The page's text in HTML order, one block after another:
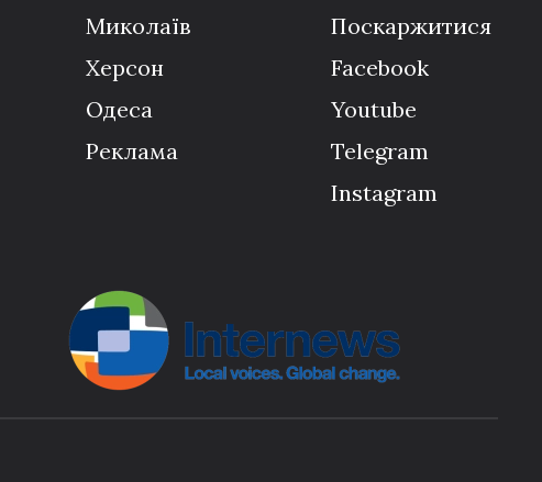
Миколаїв
Херсон
Одеса
Реклама
Поскаржитися
Facebook
Youtube
Telegram
Instagram